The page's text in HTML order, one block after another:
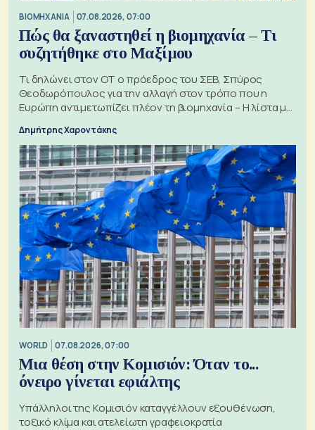
ΒΙΟΜΗΧΑΝΙΑ 07.08.2026, 07:00
Πώς θα ξαναστηθεί η βιομηχανία – Τι
συζητήθηκε στο Μαξίμου
Τι δηλώνει στον ΟΤ ο πρόεδρος του ΣΕΒ, Σπύρος
Θεοδωρόπουλος για την αλλαγή στον τρόπο που η
Ευρώπη αντιμετωπίζει πλέον τη βιομηχανία – Η λίστα με
Δημήτρης Χαροντάκης
WORLD 07.08.2026, 07:00
Μια θέση στην Κομισιόν: Όταν το...
όνειρο γίνεται εφιάλτης
Υπάλληλοι της Κομισιόν καταγγέλλουν εξουθένωση,
τοξικό κλίμα και ατελείωτη γραφειοκρατία